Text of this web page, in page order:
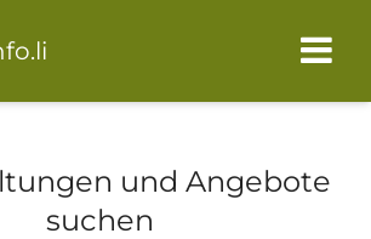
und Angebote
suchen